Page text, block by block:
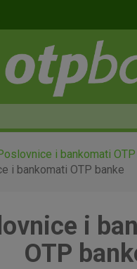
obrtnici
i bankomati
i bankomati OTP banke
i
OTP